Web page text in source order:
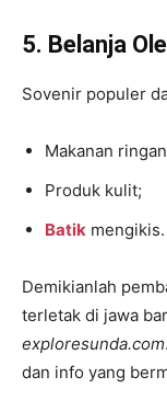
5. Belanja
Sovenir populer
Makanan
Produk kulit;
Batik mengikis.
Demikianlah
terletak di jawa
exploresunda.com
dan info yang